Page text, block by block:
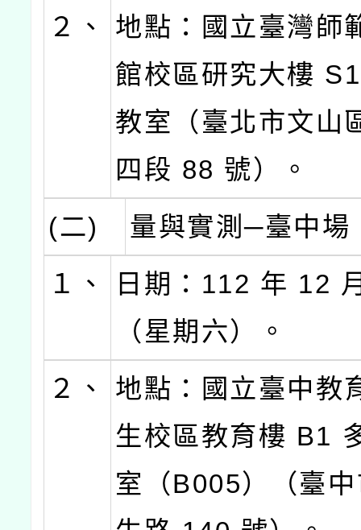
２、
地點：國立臺灣師
館校區研究大樓
教室（臺北市文山
四段 88 號）。
(二)
量與實測─臺中場
１、
日期：112 年 12
（星期六）。
２、
地點：國立臺中教
生校區教育樓 B1
室（B005）（臺